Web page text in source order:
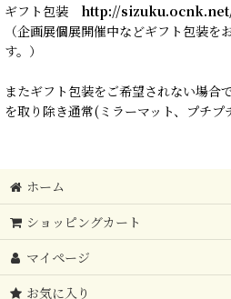
ギフト包装 http://
（企画展個展開催中などギフト包装を
す。）
またギフト包装をご希望されない場合
を取り除き通常(ミラーマット、プチプ
ホーム
ショッピングカート
マイページ
お気に入り